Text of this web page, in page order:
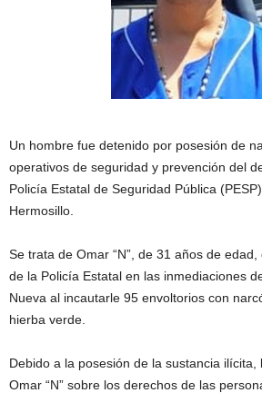
Un hombre fue detenido por posesión de
operativos de seguridad y prevención del
Policía Estatal de Seguridad Pública
Hermosillo.
Se trata de Omar “N”, de 31 años de
de la Policía Estatal en las inmediaciones
Nueva al incautarle 95 envoltorios con
hierba verde.
Debido a la posesión de la sustancia ilícita,
Omar “N” sobre los derechos de las